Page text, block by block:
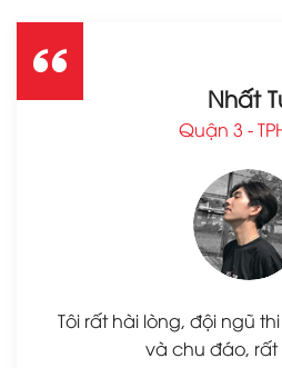
Nhất
Quận 3 -
Tôi rất hài lòng, đội ngũ
và chu đáo, rất